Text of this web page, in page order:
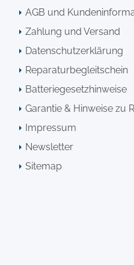
AGB und
Zahlung und Versand
Datenschutzerklärung
Reparaturbegleitschein
Batteriegesetzhinweise
Garantie & Hinweise zu
Impressum
Newsletter
Sitemap